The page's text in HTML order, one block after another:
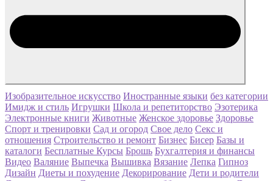
Изобразительное искусство Иностранные языки без категории
Имидж и стиль Игрушки Школа и репетиторство Эзотерика
Электронные книги Животные Женское здоровье Здоровье
Спорт и тренировки Сад и огород Свое дело Секс и
отношения Строительство и ремонт Бизнес Бисер Базы и
каталоги Бесплатные Курсы Брошь Бухгалтерия и финансы
Видео Валяние Выпечка Вышивка Вязание Лепка Гипноз
Дизайн Диеты и похудение Декорирование Дети и родители